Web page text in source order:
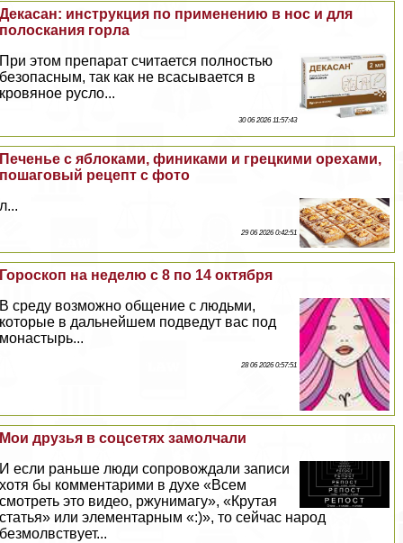
Декасан: инструкция по применению в нос и для
полоскания горла
При этом препарат считается полностью
безопасным, так как не всасывается в
кровяное русло...
30 06 2026 11:57:43
Печенье с яблоками, финиками и грецкими орехами,
пошаговый рецепт с фото
л...
29 06 2026 0:42:51
Гороскоп на неделю с 8 по 14 октября
В среду возможно общение с людьми,
которые в дальнейшем подведут вас под
монастырь...
28 06 2026 0:57:51
Мои друзья в соцсетях замолчали
И если раньше люди сопровождали записи
хотя бы комментарими в духе «Всем
смотреть это видео, ржунимагу», «Крутая
статья» или элементарным «:)», то сейчас народ
безмолвствует...